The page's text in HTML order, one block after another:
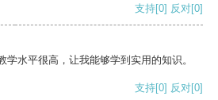
支持[0] 反对[0]
学水平很高，让我能够学到实用的知识。
支持[0] 反对[0]